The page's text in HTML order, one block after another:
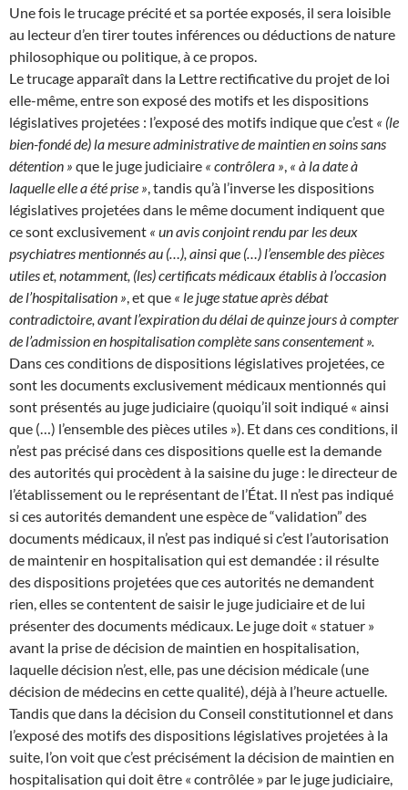
Une fois le trucage précité et sa portée exposés, il sera loisible
au lecteur d’en tirer toutes inférences ou déductions de nature
philosophique ou politique, à ce propos.
Le trucage apparaît dans la Lettre rectificative du projet de loi
elle-même, entre son exposé des motifs et les dispositions
législatives projetées : l’exposé des motifs indique que c’est « (le
bien-fondé de) la mesure administrative de maintien en soins sans
détention » que le juge judiciaire « contrôlera » « à la date à
laquelle elle a été prise » tandis qu’à l’inverse les dispositions
législatives projetées dans le même document indiquent que
ce sont exclusivement « un avis conjoint rendu par les deux
psychiatres mentionnés au (…), ainsi que (…) l’ensemble des pièces
utiles et, notamment, (les) certificats médicaux établis à l’occasion
de l’hospitalisation » , et que « le juge statue après débat
contradictoire, avant l’expiration du délai de quinze jours à compter
de l’admission en hospitalisation complète sans consentement ».
Dans ces conditions de dispositions législatives projetées, ce
sont les documents exclusivement médicaux mentionnés qui
sont présentés au juge judiciaire (quoiqu’il soit indiqué « ainsi
que (…) l’ensemble des pièces utiles »). Et dans ces conditions, il
n’est pas précisé dans ces dispositions quelle est la demande
des autorités qui procèdent à la saisine du juge : le directeur de
l’établissement ou le représentant de l’État. Il n’est pas indiqué
si ces autorités demandent une espèce de “validation” des
documents médicaux, il n’est pas indiqué si c’est l’autorisation
de maintenir en hospitalisation qui est demandée : il résulte
des dispositions projetées que ces autorités ne demandent
rien, elles se contentent de saisir le juge judiciaire et de lui
présenter des documents médicaux. Le juge doit « statuer »
avant la prise de décision de maintien en hospitalisation,
laquelle décision n’est, elle, pas une décision médicale (une
décision de médecins en cette qualité), déjà à l’heure actuelle.
Tandis que dans la décision du Conseil constitutionnel et dans
l’exposé des motifs des dispositions législatives projetées à la
suite, l’on voit que c’est précisément la décision de maintien en
hospitalisation qui doit être « contrôlée » par le juge judiciaire,